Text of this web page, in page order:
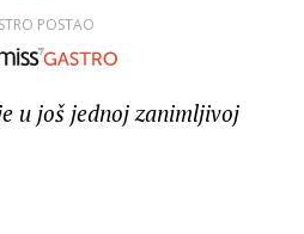
POSTAO
u još jednoj zanimljivoj